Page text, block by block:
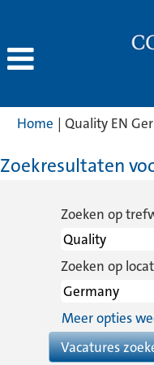
Home | Quality EN
Zoekresultaten
Zoeken op
Zoeken op
Meer opties